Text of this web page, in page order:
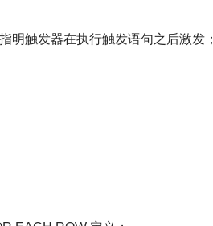
明触发器在执行触发语句之后激发；